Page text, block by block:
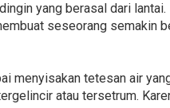
yang berasal dari
seseorang semakin
menyisakan tetesan air
atau tersetrum.